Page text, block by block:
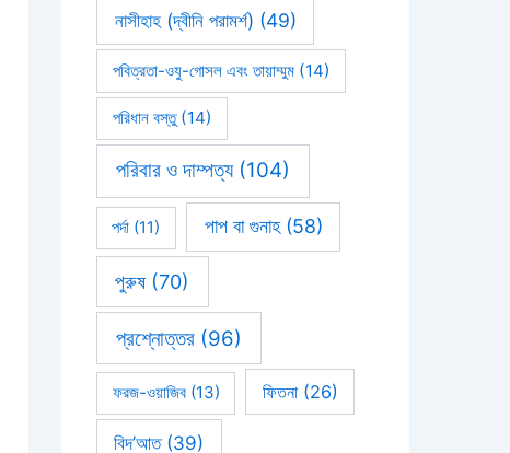
নাসীহাহ (দ্বীনি পরামর্শ) (49)
পবিত্রতা-ওযু-গোসল এবং তায়াম্মুম(14)
পরিধান বস্তু(14)
পরিবার ও দাম্পত্য(104)
পর্দা (11) পাপ বা গুনাহ(58)
পুরুষ (70)
প্রশ্নোত্তর(96)
ফরজ-ওয়াজিব(13) ফিতনা(26)
বিদ’আত(39)